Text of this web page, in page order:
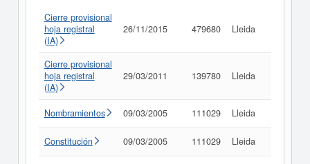
Cierre provisional
hoja registral
(IA)
26/11/2015 479680 Lleida
Cierre provisional
hoja registral
(IA)
29/03/2011 139780 Lleida
Nombramientos 09/03/2005 111029 Lleida
Constitución 09/03/2005 111029 Lleida